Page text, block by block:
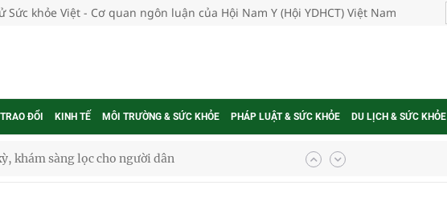
Sức khỏe Việt - Cơ quan ngôn luận của Hội Nam Y (Hội YDHCT) Việt Nam
ĐỔI KINH TẾ MÔI TRƯỜNG & SỨC KHỎE PHÁP LUẬT & SỨC KHỎE DU LỊCH & SỨC KHỎE
khám sàng lọc cho người dân